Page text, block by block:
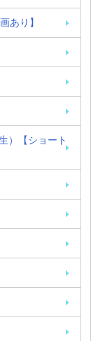
あり】
）【ショート